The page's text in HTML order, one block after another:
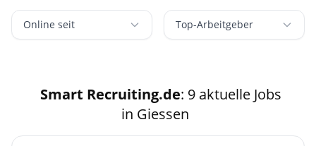
Online seit Top-Arbeitgeber
Smart Recruiting.de: 9 aktuelle Jobs
in Giessen